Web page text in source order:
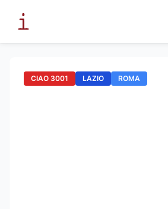
CIAO 3001 LAZIO ROMA